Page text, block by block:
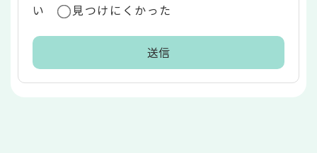
い
見つけにくかった